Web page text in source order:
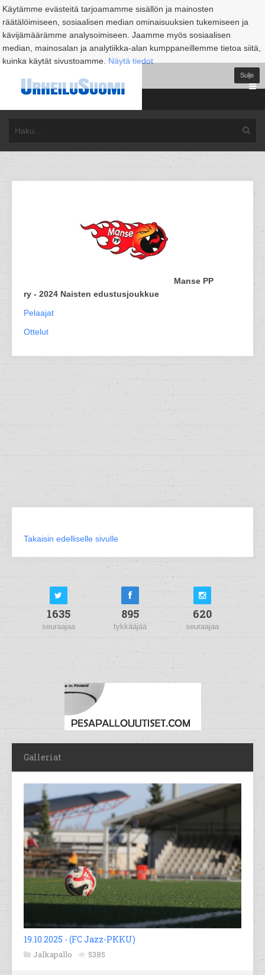
Käytämme evästeitä tarjoamamme sisällön ja mainosten
räätälöimiseen, sosiaalisen median ominaisuuksien tukemiseen ja
kävijämäärämme analysoimiseen. Jaamme myös sosiaalisen
median, mainosalan ja analytiikka-alan kumppaneillemme tietoa siitä,
kuinka käytät sivustoamme. Näytä tiedot
Sulje
Manse PP
ry - 2024 Naisten edustusjoukkue
Pelaajat
Ottelut
Takaisin edelliselle sivulle
1635
seuraajaa
895
tykkääjää
620
seuraajaa
Galleriat
19.10.2025 - (FC Jazz-PKKU)
Jalkapallo 5385